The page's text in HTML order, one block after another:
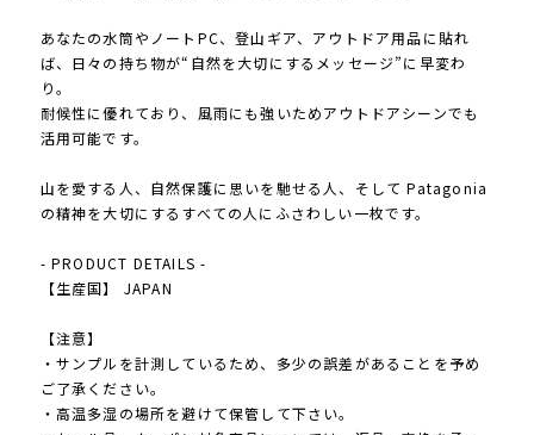
あなたの水筒やノートPC、登山ギア、アウトドア用品に貼れ
ば、日々の持ち物が“自然を大切にするメッセージ”に早変わ
り。
耐候性に優れており、風雨にも強いためアウトドアシーンでも
活用可能です。
山を愛する人、自然保護に思いを馳せる人、そして Patagonia
の精神を大切にするすべての人にふさわしい一枚です。
- PRODUCT DETAILS -
【生産国】 JAPAN
【注意】
・サンプルを計測しているため、多少の誤差があることを予め
ご了承ください。
・高温多湿の場所を避けて保管して下さい。